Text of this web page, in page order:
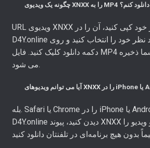
چگونه یک ویدیوی XNXX را به MP4 دانلود کنم؟
URL ویدیوی XNXX را از مرورگر خود کپی کنید، آن را در
D4Y.online قرار دهید، کیفیت مورد نظر خود را انتخاب کنید و روی
دکمه دانلود کلیک کنید. فایل MP4 مستقیماً در دستگاه شما ذخیره
می شود.
بله. Safari یا Chrome را در iPhone یا Android خود باز کنید، از
D4Y.online دیدن کنید، پیوند XNXX را جای‌گذاری کنید و ویدیو را